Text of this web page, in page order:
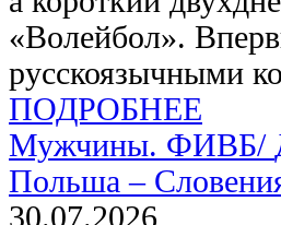
«Волейбол».
русскоязычными
ПОДРОБНЕЕ
Мужчины. ФИВБ/
Польша –
30.07.2026